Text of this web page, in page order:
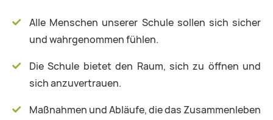
Alle Menschen unserer Schule sollen sich sicher
und wahrgenommen fühlen.
Die Schule bietet den Raum, sich zu öffnen und
sich anzuvertrauen.
Maßnahmen und Abläufe, die das Zusammenleben